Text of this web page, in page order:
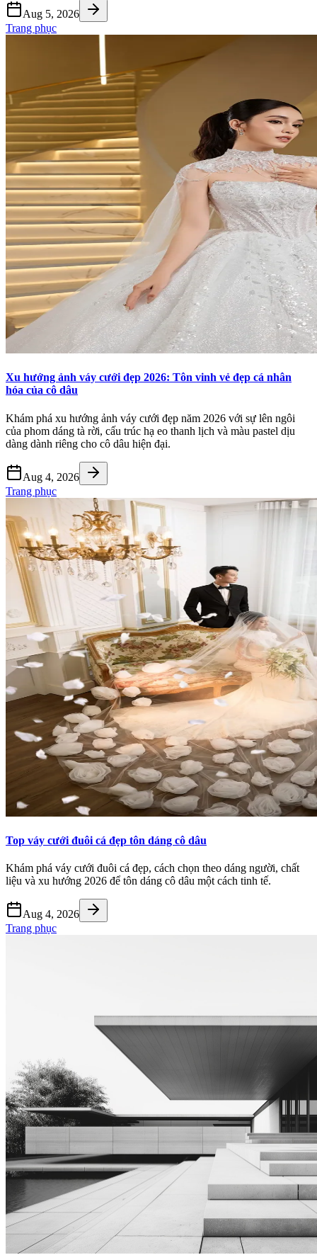
Aug 5, 2026
Trang phục
Xu hướng ảnh váy cưới đẹp 2026: Tôn vinh vẻ đẹp cá nhân
hóa của cô dâu
Khám phá xu hướng ảnh váy cưới đẹp năm 2026 với sự lên ngôi
của phom dáng tà rời, cấu trúc hạ eo thanh lịch và màu pastel dịu
dàng dành riêng cho cô dâu hiện đại.
Aug 4, 2026
Trang phục
Top váy cưới đuôi cá đẹp tôn dáng cô dâu
Khám phá váy cưới đuôi cá đẹp, cách chọn theo dáng người, chất
liệu và xu hướng 2026 để tôn dáng cô dâu một cách tinh tế.
Aug 4, 2026
Trang phục